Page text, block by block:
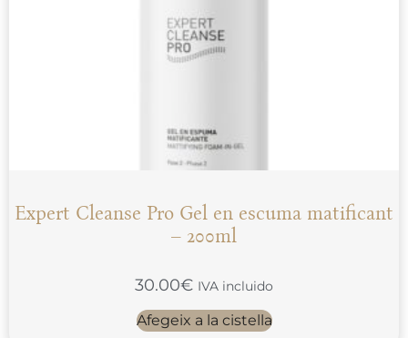
Expert Cleanse Pro Gel en escuma matificant
– 200ml
30.00€ IVA incluido
Afegeix a la cistella